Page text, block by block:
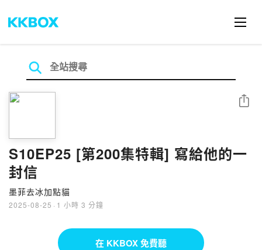
S10EP25 [第200集特輯] 寫給他的一
封信
墨菲去冰加點貓
2025-08-25 · 1 小時 3 分鐘
分享
在 KKBOX 免費聽